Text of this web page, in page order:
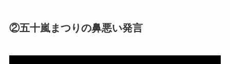
②五十嵐まつりの鼻悪い発言